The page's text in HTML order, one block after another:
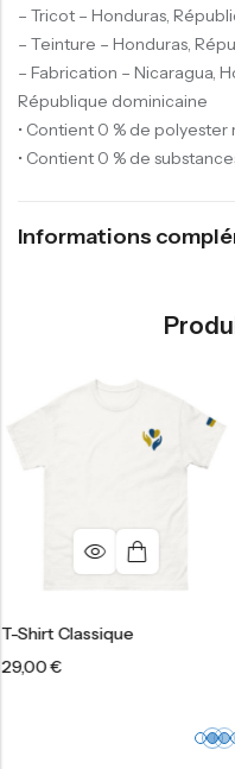
– Tricot – Honduras,
– Teinture – Honduras,
– Fabrication – Nicaragua,
République dominicaine
• Contient 0 % de polyester
• Contient 0 % de
Informations